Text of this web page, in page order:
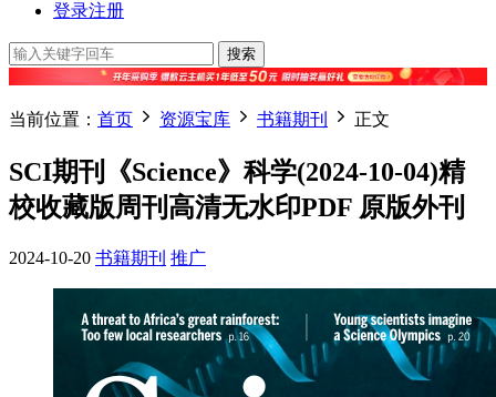
登录注册
搜索
当前位置： 首页 资源宝库 书籍期刊 正文
SCI期刊《Science》科学(2024-10-04)精
校收藏版周刊高清无水印PDF 原版外刊
2024-10-20 书籍期刊 推广